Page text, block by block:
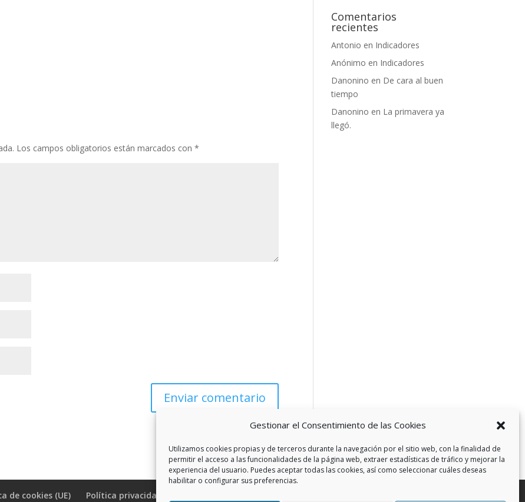
Gestionar el Consentimiento de las Cookies
Utilizamos cookies propias y de terceros durante la navegación por el sitio web, con la finalidad de
permitir el acceso a las funcionalidades de la página web, extraer estadísticas de tráfico y mejorar la
experiencia del usuario. Puedes aceptar todas las cookies, así como seleccionar cuáles deseas
habilitar o configurar sus preferencias.
Los campos obligatorios están marcados con*
Comentarios
recientes
Antonio en Indicadores
Anónimo en Indicadores
Danonino en De cara al buen
tiempo
Danonino en La primavera ya
llegó.
de cookies (UE) Política privacidad RSS